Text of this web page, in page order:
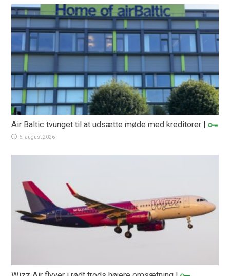
Air Baltic tvunget til at udsætte møde med kreditorer |
6. august 2026